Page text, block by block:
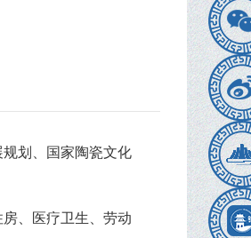
划、国家陶瓷文化
、医疗卫生、劳动